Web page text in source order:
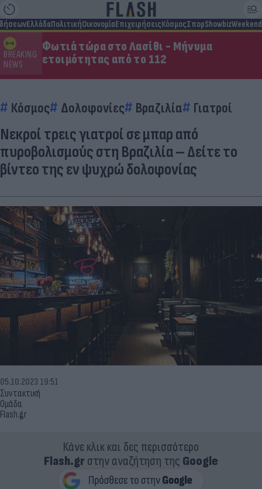
ΕλλάδαΠολιτικήΟικονομίαΕπιχειρήσειςΚόσμοςΣπορShowbizWeekend
BREAKING
NEWS
Φωτιά τώρα στο Λασίθι - Μήνυμα
ετοιμότητας από το 112
Κόσμος Δολοφονίες Βραζιλία Γιατροί
Νεκροί τρεις γιατροί σε μπαρ από
πυροβολισμούς στη Βραζιλία – Δείτε το
βίντεο της εν ψυχρώ δολοφονίας
Συντακτική
Ομάδα
Flash.gr
05.10.2023 19:51
Κάνε κλικ και δες περισσότερο
Flash.grστην αναζήτηση της Google